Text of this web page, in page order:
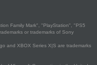
Family Mark", "PlayStation", "PS5
or trademarks of Sony
and XBOX Series X|S are trademarks